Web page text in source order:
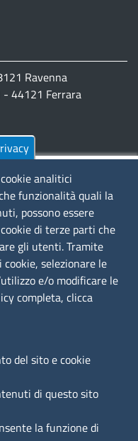
Ravenna
- 44121 Ferrara
analitici
funzionalità quali la
possono essere
di terze parti che
gli utenti. Tramite
selezionare le
e/o modificare le
completa, clicca
del sito e cookie
di questo sito
la funzione di